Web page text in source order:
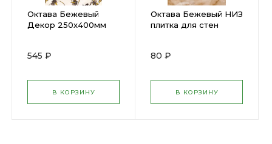
Октава Бежевый
Декор 250х400мм
545 ₽
В КОРЗИНУ
Октава Бежевый НИЗ
плитка для стен
80 ₽
В КОРЗИНУ